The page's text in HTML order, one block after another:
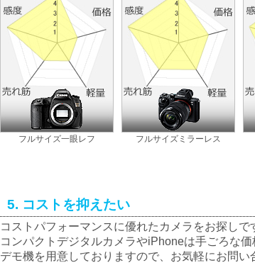
フルサイズ一眼レフ フルサイズミラーレス
5. コストを抑えたい
コストパフォーマンスに優れたカメラをお探し
コンパクトデジタルカメラやiPhoneは手ごろな価
デモ機を用意しておりますので、お気軽にお問い